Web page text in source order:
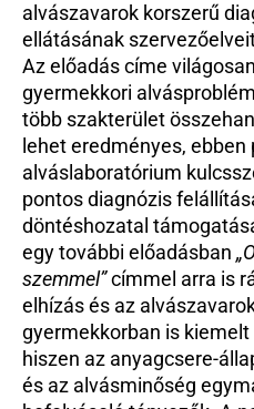
alvászavarok korszerű
ellátásának
Az előadás címe
gyermekkori
több szakterület
lehet eredményes, ebben
alváslaboratórium
pontos diagnózis
döntéshozatal
egy további előadásban
szemmel” címmel arra is
elhízás és az
gyermekkorban is
hiszen az anyagcsere-
és az alvásminőség